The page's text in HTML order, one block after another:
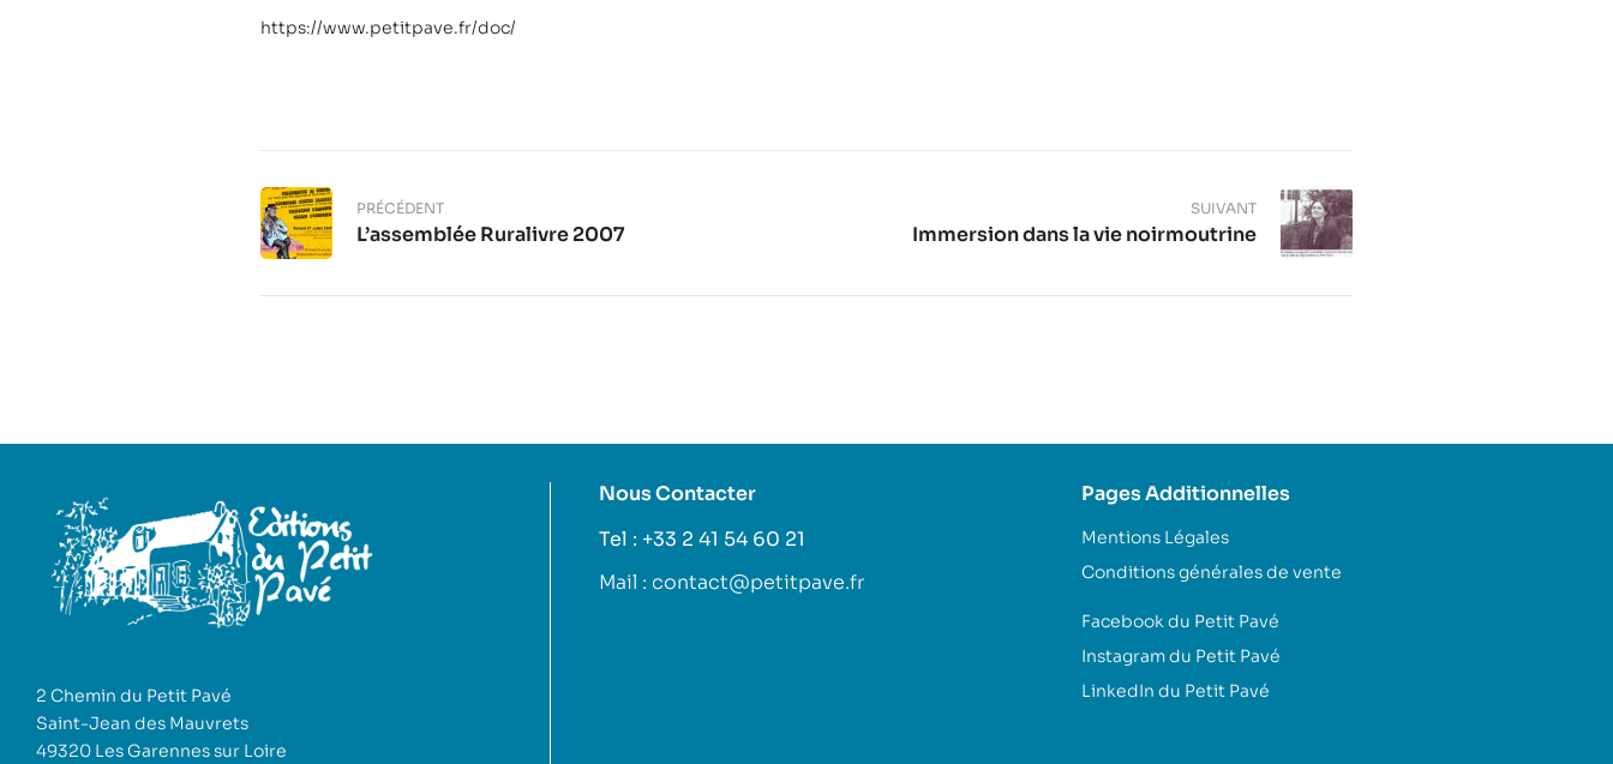
https://www.petitpave.fr/doc/
PRÉCÉDENT
L’assemblée Ruralivre 2007
SUIVANT
Immersion dans la vie noirmoutrine
2 Chemin du Petit Pavé
Saint-Jean des Mauvrets
49320 Les Garennes sur Loire
Nous Contacter
Tel : +33 2 41 54 60 21
Mail : contact@petitpave.fr
Pages Additionnelles
Mentions Légales
Conditions générales de vente
Facebook du Petit Pavé
Instagram du Petit Pavé
LinkedIn du Petit Pavé